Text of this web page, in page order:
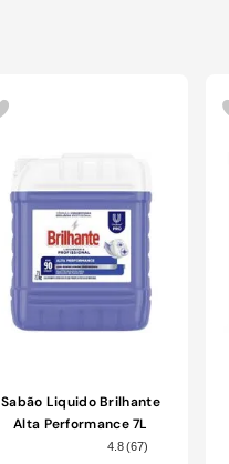
Sabão Liquido Brilhante
Alta Performance 7L
4.8 (67)